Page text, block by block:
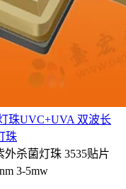
珠UVC+UVA 双波长
珠
杀菌灯珠 3535贴片
3-5mw